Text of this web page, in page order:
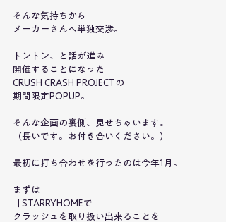
そんな気持ちから
メーカーさんへ単独交渉。
トントン、と話が進み
開催することになった
CRUSH CRASH PROJECTの
期間限定POPUP。
そんな企画の裏側、見せちゃいます。
（長いです。お付き合いください。）
最初に打ち合わせを行ったのは今年1月。
まずは
「STARRYHOMEで
クラッシュを取り扱い出来ることを